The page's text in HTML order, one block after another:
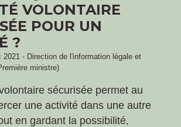
VOLONTAIRE
POUR UN
?
2021 - Direction de l'information légale et
ministre)
sécurisée permet au
une activité dans une autre
en gardant la possibilité,